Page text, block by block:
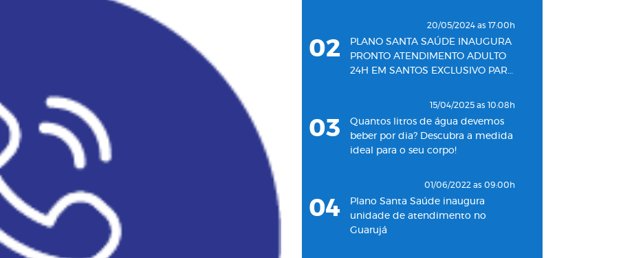
02
20/05/2024 as 17:00h
PLANO SANTA SAÚDE INAUGURA
PRONTO ATENDIMENTO ADULTO
24H EM SANTOS EXCLUSIVO PARA
03
15/04/2025 as 10:08h
Quantos litros de água devemos
beber por dia? Descubra a medida
ideal para o seu corpo!
04
01/06/2022 as 09:00h
Plano Santa Saúde inaugura
unidade de atendimento no
Guarujá